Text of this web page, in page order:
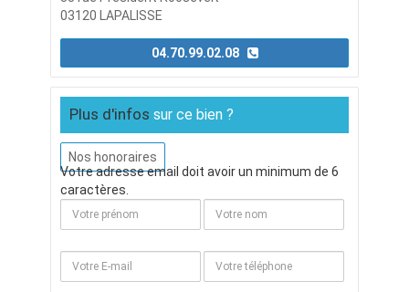
03120 LAPALISSE
Plus d'infos sur ce bien ?
Nos honoraires
Votre adresse email doit avoir un minimum de 6
caractères.